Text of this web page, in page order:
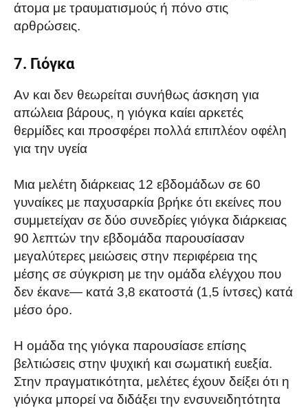
άτομα με τραυματισμούς ή πόνο στις
αρθρώσεις.
7. Γιόγκα
Αν και δεν θεωρείται συνήθως άσκηση για
απώλεια βάρους, η γιόγκα καίει αρκετές
θερμίδες και προσφέρει πολλά επιπλέον οφέλη
για την υγεία
Μια μελέτη διάρκειας 12 εβδομάδων σε 60
γυναίκες με παχυσαρκία βρήκε ότι εκείνες που
συμμετείχαν σε δύο συνεδρίες γιόγκα διάρκειας
90 λεπτών την εβδομάδα παρουσίασαν
μεγαλύτερες μειώσεις στην περιφέρεια της
μέσης σε σύγκριση με την ομάδα ελέγχου που
δεν έκανε— κατά 3,8 εκατοστά (1,5 ίντσες) κατά
μέσο όρο.
Η ομάδα της γιόγκα παρουσίασε επίσης
βελτιώσεις στην ψυχική και σωματική ευεξία.
Στην πραγματικότητα, μελέτες έχουν δείξει ότι η
γιόγκα μπορεί να διδάξει την ενσυνειδητότητα